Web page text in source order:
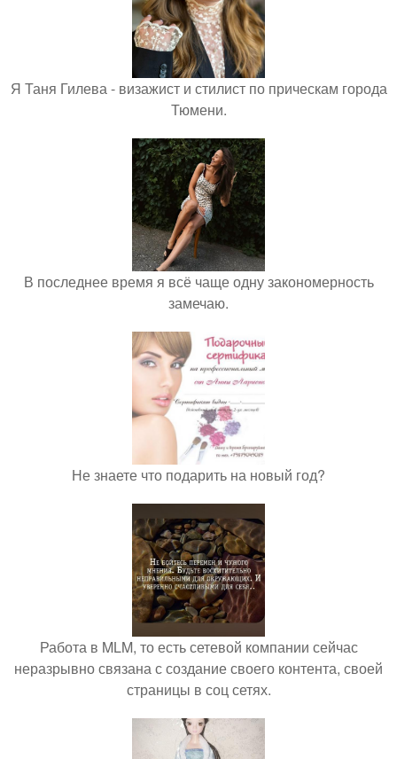
Я Таня Гилева - визажист и стилист по прическам города
Тюмени.
В последнее время я всё чаще одну закономерность
замечаю.
Не знаете что подарить на новый год?
Работа в MLM, то есть сетевой компании сейчас
неразрывно связана с создание своего контента, своей
страницы в соц сетях.